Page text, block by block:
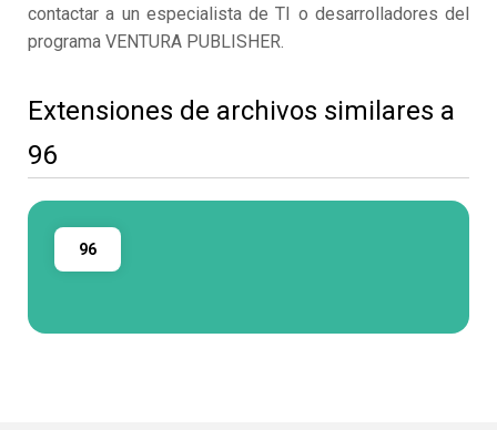
contactar a un especialista de TI o desarrolladores del
programa VENTURA PUBLISHER.
Extensiones de archivos similares a
96
96